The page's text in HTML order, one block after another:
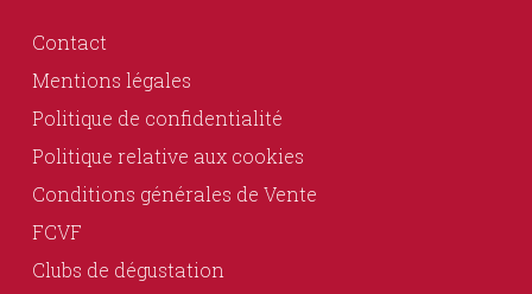
Contact
Mentions légales
Politique de confidentialité
Politique relative aux cookies
Conditions générales de Vente
FCVF
Clubs de dégustation